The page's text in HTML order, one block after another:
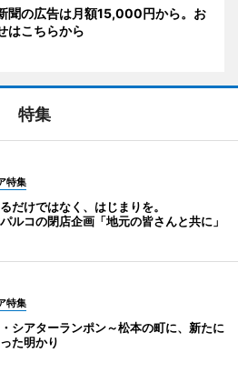
聞の広告は月額15,000円から。お
はこちらから
特集
特集
だけではなく、はじまりを。
ルコの閉店企画「地元の皆さんと共に」
特集
シアターランポン～松本の町に、新たに
た明かり